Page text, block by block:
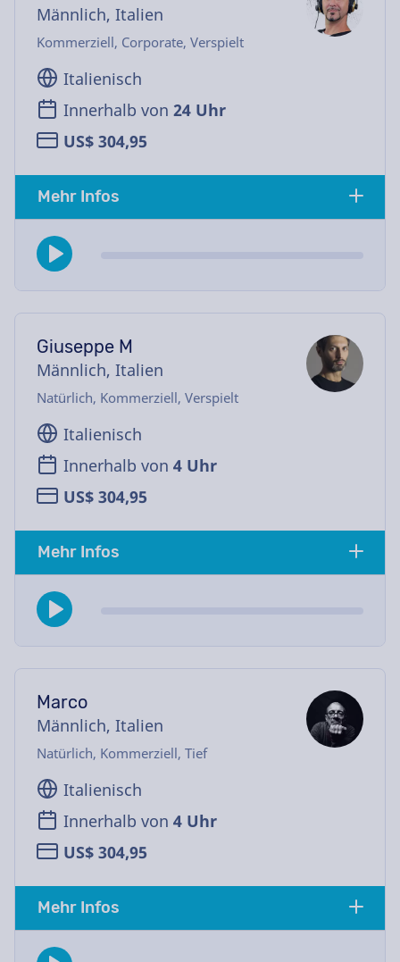
Männlich, Italien
Kommerziell, Corporate, Verspielt
Italienisch
Innerhalb von 24 Uhr
US$ 304,95
Mehr Infos
Giuseppe M
Männlich, Italien
Natürlich, Kommerziell, Verspielt
Italienisch
Innerhalb von 4 Uhr
US$ 304,95
Mehr Infos
Marco
Männlich, Italien
Natürlich, Kommerziell, Tief
Italienisch
Innerhalb von 4 Uhr
US$ 304,95
Mehr Infos